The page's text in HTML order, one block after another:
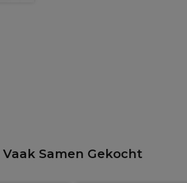
Vaak Samen Gekocht